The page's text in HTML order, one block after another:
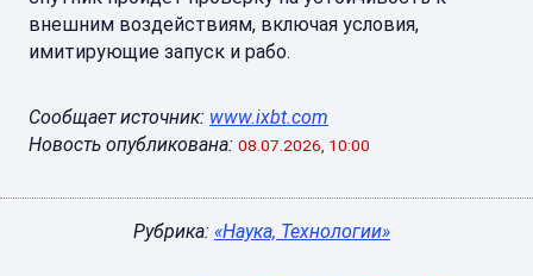
внешним воздействиям, включая условия,
имитирующие запуск и рабо.
Сообщает источник: www.ixbt.com
Новость опубликована: 08.07.2026, 10:00
Рубрика: «Наука, Технологии»